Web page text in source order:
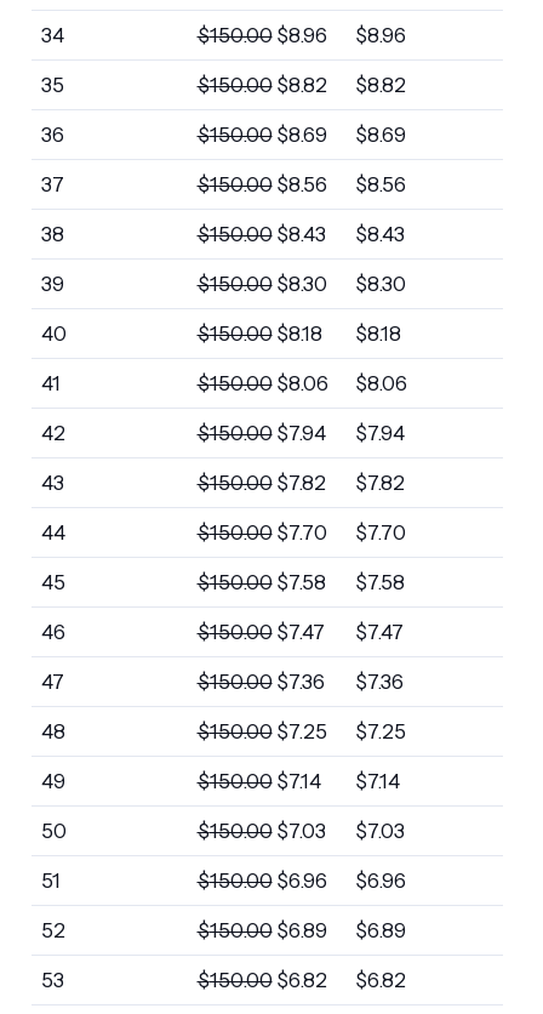
34 $150.00 $8.96 $8.96
35 $150.00 $8.82 $8.82
36 $150.00 $8.69 $8.69
37 $150.00 $8.56 $8.56
38 $150.00 $8.43 $8.43
39 $150.00 $8.30 $8.30
40 $150.00 $8.18 $8.18
41 $150.00 $8.06 $8.06
42 $150.00 $7.94 $7.94
43 $150.00 $7.82 $7.82
44 $150.00 $7.70 $7.70
45 $150.00 $7.58 $7.58
46 $150.00 $7.47 $7.47
47 $150.00 $7.36 $7.36
48 $150.00 $7.25 $7.25
49 $150.00 $7.14 $7.14
50 $150.00 $7.03 $7.03
51 $150.00 $6.96 $6.96
52 $150.00 $6.89 $6.89
53 $150.00 $6.82 $6.82